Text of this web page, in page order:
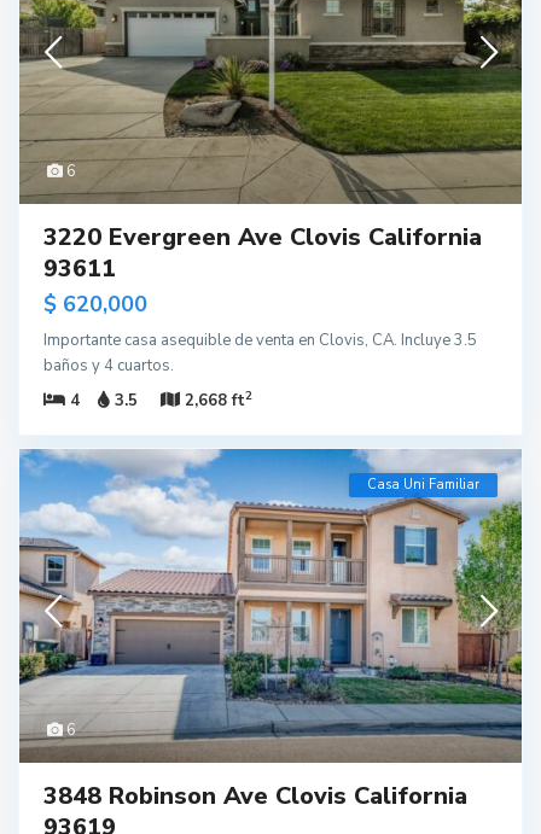
6
3220 Evergreen Ave Clovis California
93611
$ 620,000
Importante casa asequible de venta en Clovis, CA. Incluye 3.5
baños y 4 cuartos.
4
3.5 2,668 ft2
6
Casa Uni Familiar
3848 Robinson Ave Clovis California